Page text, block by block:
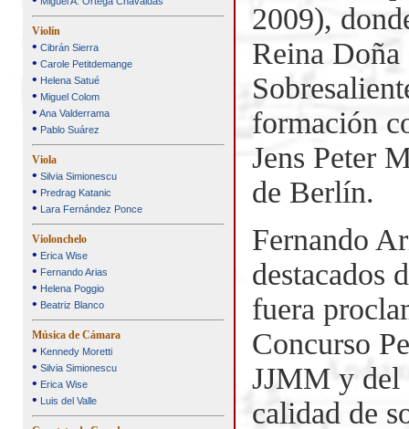
Violín
• Cibrán Sierra
• Carole Petitdemange
• Helena Satué
• Miguel Colom
• Ana Valderrama
• Pablo Suárez
Viola
• Silvia Simionescu
• Predrag Katanic
• Lara Fernández Ponce
Violonchelo
• Erica Wise
• Fernando Arias
• Helena Poggio
• Beatriz Blanco
Música de Cámara
• Kennedy Moretti
• Silvia Simionescu
• Erica Wise
• Luis del Valle
2009),
Reina
formación
Jens Peter
de Berlín.
Fernando
destacados
fuera
Concurso
JJMM y del
calidad de